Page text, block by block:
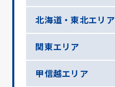
北海道・東北エリア
関東エリア
甲信越エリア